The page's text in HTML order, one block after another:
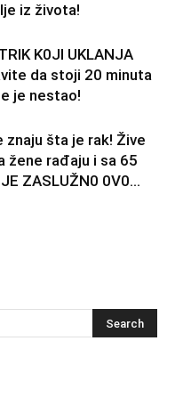
iz života!
K0Jl UKLANJA
da stoji 20 minuta
je nestao!
znaju šta je rak! Žive
žene rađaju i sa 65
ZASLUŽN0 0V0...